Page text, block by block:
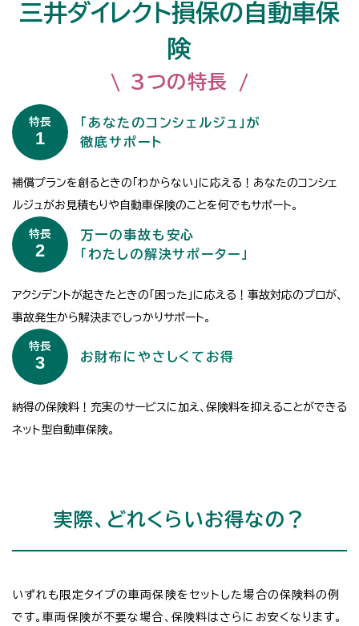
三井ダイレクト損保の自動車保
険
3つの特長
特長
1
「あなたのコンシェルジュ」が
徹底サポート
補償プランを創るときの「わからない」に応える！あなたのコンシェ
ルジュがお見積もりや自動車保険のことを何でもサポート。
特長
2
万一の事故も安心
「わたしの解決サポーター」
アクシデントが起きたときの「困った」に応える！事故対応のプロが、
事故発生から解決までしっかりサポート。
特長
3 お財布にやさしくてお得
納得の保険料！充実のサービスに加え、保険料を抑えることができる
ネット型自動車保険。
実際、どれくらいお得なの？
いずれも限定タイプの車両保険をセットした場合の保険料の例
です。車両保険が不要な場合、保険料はさらにお安くなります。